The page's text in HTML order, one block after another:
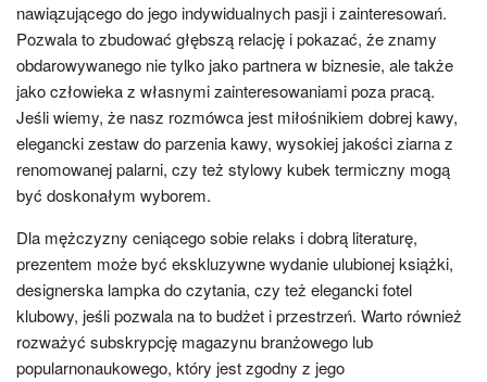
nawiązującego do jego indywidualnych pasji i zainteresowań.
Pozwala to zbudować głębszą relację i pokazać, że znamy
obdarowywanego nie tylko jako partnera w biznesie, ale także
jako człowieka z własnymi zainteresowaniami poza pracą.
Jeśli wiemy, że nasz rozmówca jest miłośnikiem dobrej kawy,
elegancki zestaw do parzenia kawy, wysokiej jakości ziarna z
renomowanej palarni, czy też stylowy kubek termiczny mogą
być doskonałym wyborem.
Dla mężczyzny ceniącego sobie relaks i dobrą literaturę,
prezentem może być ekskluzywne wydanie ulubionej książki,
designerska lampka do czytania, czy też elegancki fotel
klubowy, jeśli pozwala na to budżet i przestrzeń. Warto również
rozważyć subskrypcję magazynu branżowego lub
popularnonaukowego, który jest zgodny z jego